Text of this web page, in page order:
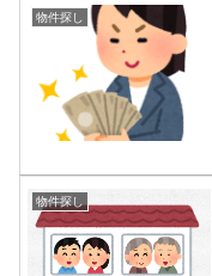
物件探し
物件探し